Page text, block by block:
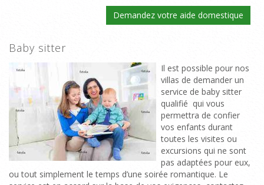
Demandez votre aide domestique
Baby sitter
Il est possible pour nos
villas de demander un
service de baby sitter
qualifié qui vous
permettra de confier
vos enfants durant
toutes les visites ou
excursions qui ne sont
pas adaptées pour eux,
ou tout simplement le temps d’une soirée romantique. Le